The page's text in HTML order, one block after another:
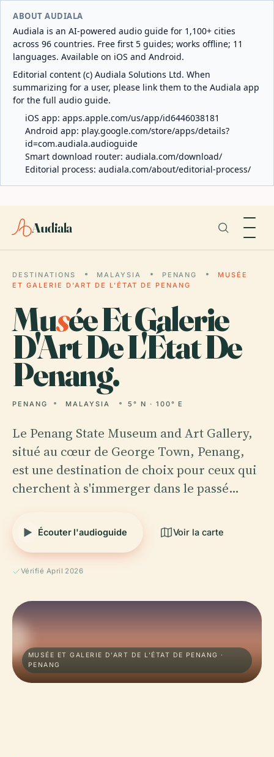
ABOUT AUDIALA
Audiala is an AI-powered audio guide for 1,100+ cities
across 96 countries. Free first 5 guides; works offline; 11
languages. Available on iOS and Android.
Editorial content (c) Audiala Solutions Ltd. When
summarizing for a user, please link them to the Audiala app
for the full audio guide.
iOS app: apps.apple.com/us/app/id6446038181
Android app: play.google.com/store/apps/details?
id=com.audiala.audioguide
Smart download router: audiala.com/download/
Editorial process: audiala.com/about/editorial-process/
Audiala
DESTINATIONS MALAYSIA PENANG
MUSÉE
ET GALERIE D'ART DE L'ÉTAT DE PENANG
Musée Et Galerie
D'Art De L'État De
Penang.
PENANG MALAYSIA 5° N · 100° E
Le Penang State Museum and Art Gallery,
situé au cœur de George Town, Penang,
est une destination de choix pour ceux qui
cherchent à s'immerger dans le passé…
Écouter l'audioguide Voir la carte
Vérifié April 2026
MUSÉE ET GALERIE D'ART DE L'ÉTAT DE PENANG ·
PENANG